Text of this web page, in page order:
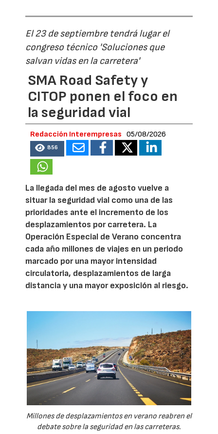
El 23 de septiembre tendrá lugar el
congreso técnico 'Soluciones que
salvan vidas en la carretera'
SMA Road Safety y
CITOP ponen el foco en
la seguridad vial
Redacción Interempresas 05/08/2026
856
La llegada del mes de agosto vuelve a
situar la seguridad vial como una de las
prioridades ante el incremento de los
desplazamientos por carretera. La
Operación Especial de Verano concentra
cada año millones de viajes en un periodo
marcado por una mayor intensidad
circulatoria, desplazamientos de larga
distancia y una mayor exposición al riesgo.
Millones de desplazamientos en verano reabren el
debate sobre la seguridad en las carreteras.